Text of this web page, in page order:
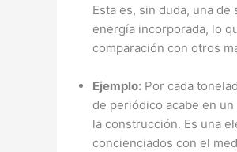
Esta es, sin duda, una
energía incorporada, lo
comparación con otros
Ejemplo: Por cada
de periódico acabe en
la construcción. Es una
concienciados con el